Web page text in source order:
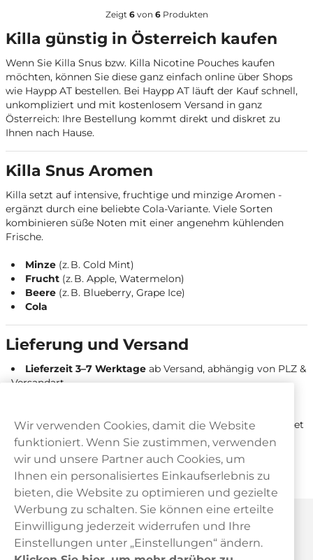
Zeigt 6von 6 Produkten
Killa günstig in Österreich kaufen
Wenn Sie Killa Snus bzw. Killa Nicotine Pouches kaufen
möchten, können Sie diese ganz einfach online über Shops
wie Haypp AT bestellen. Bei Haypp AT läuft der Kauf schnell,
unkompliziert und mit kostenlosem Versand in ganz
Österreich: Ihre Bestellung kommt direkt und diskret zu
Ihnen nach Hause.
Killa Snus Aromen
Killa setzt auf intensive, fruchtige und minzige Aromen -
ergänzt durch eine beliebte Cola-Variante. Viele Sorten
kombinieren süße Noten mit einer angenehm kühlenden
Frische.
Minze (z. B. Cold Mint)
Frucht (z. B. Apple, Watermelon)
Beere (z. B. Blueberry, Grape Ice)
Cola
Lieferung und Versand
Lieferzeit 3–7 Werktage ab Versand, abhängig von PLZ &
Versandart.
Trackingper E‑Mail nach Versand, aktiv sobald das Paket
Österreich erreicht.
Versandoptionen
: DHL Express Hauszustellung,
Österreichische Post Hauszustellung & Abholstation.
Alle Bestellungenwerden aus Schweden versendet.
Haypp Österreich
Wir verwenden Cookies, damit die Website
funktioniert. Wenn Sie zustimmen, verwenden
wir und unsere Partner auch Cookies, um
Ihnen ein personalisiertes Einkaufserlebnis zu
bieten, die Website zu optimieren und gezielte
Werbung zu schalten. Sie können eine erteilte
Einwilligung jederzeit widerrufen und Ihre
Einstellungen unter „Einstellungen“ ändern.